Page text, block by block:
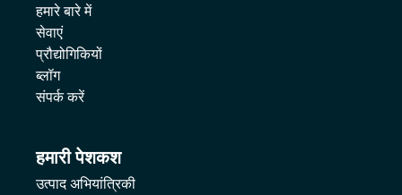
हमारे बारे में
सेवाएं
प्रौद्योगिकियों
ब्लॉग
संपर्क करें
हमारी पेशकश
उत्पाद अभियांत्रिकी